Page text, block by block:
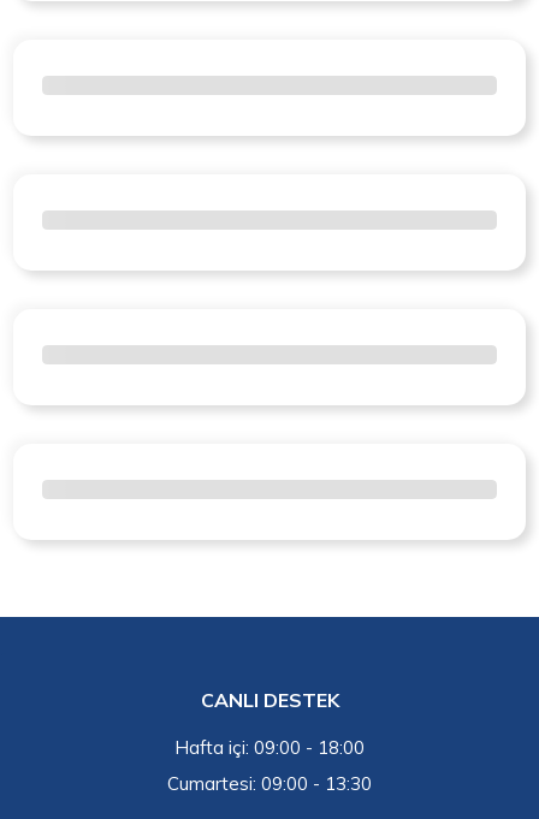
CANLI DESTEK
Hafta içi: 09:00 - 18:00
Cumartesi: 09:00 - 13:30